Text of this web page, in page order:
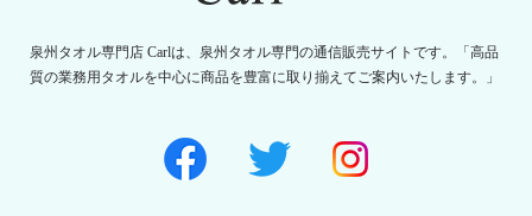
泉州タオル専門店 Carlは、泉州タオル専門の通信販売サイトです。「高品
質の業務用タオルを中心に商品を豊富に取り揃えてご案内いたします。」